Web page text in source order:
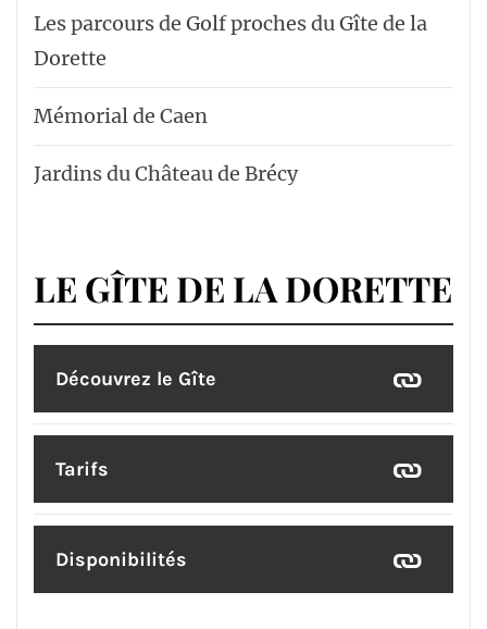
Les parcours de Golf proches du Gîte de la
Dorette
Mémorial de Caen
Jardins du Château de Brécy
LE GÎTE DE LA DORETTE
Découvrez le Gîte
Tarifs
Disponibilités